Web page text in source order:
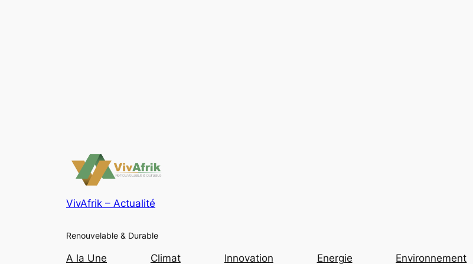
VivAfrik – Actualité
Renouvelable & Durable
A la Une Climat Innovation Energie Environnement